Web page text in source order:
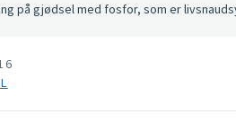
på gjødsel med fosfor, som er